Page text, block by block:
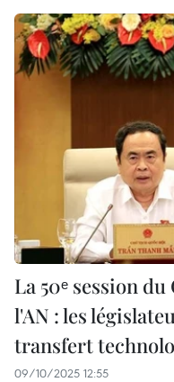
La 50ᵉ session
l'AN : les
transfert
09/10/2025 12:55